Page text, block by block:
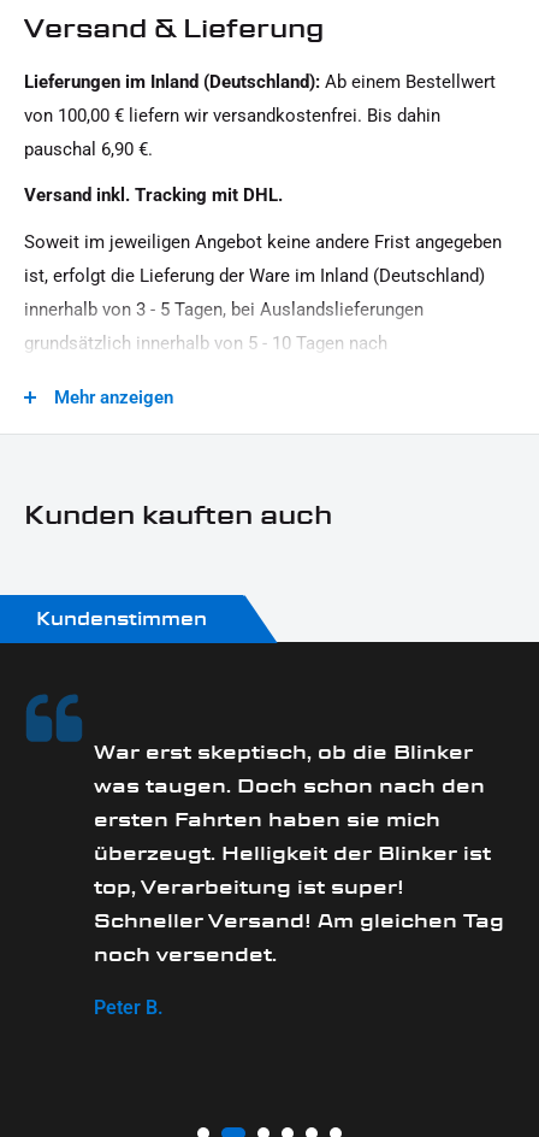
Versand & Lieferung
Lieferungen im Inland (Deutschland): Ab einem Bestellwert
von 100,00 € liefern wir versandkostenfrei. Bis dahin
pauschal 6,90 €.
Versand inkl. Tracking mit DHL.
Soweit im jeweiligen Angebot keine andere Frist angegeben
ist, erfolgt die Lieferung der Ware im Inland (Deutschland)
innerhalb von 3 - 5 Tagen, bei Auslandslieferungen
grundsätzlich innerhalb von 5 - 10 Tagen nach
Zeitpunkt Ihrer Zahlungsanweisung).Beachten Sie, dass an
Mehr anzeigen
Kunden kauften auch
Kundenstimmen
War erst skeptisch, ob die Blinker
was taugen. Doch schon nach den
ersten Fahrten haben sie mich
überzeugt. Helligkeit der Blinker ist
top, Verarbeitung ist super!
Schneller Versand! Am gleichen Tag
noch versendet.
Peter B.